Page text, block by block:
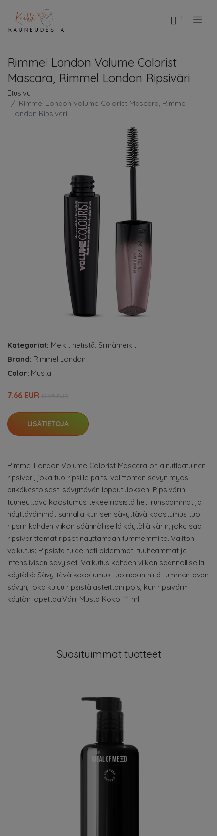
Rimmel London Volume Colorist
Mascara, Rimmel London Ripsiväri
Etusivu
Rimmel London Volume Colorist Mascara, Rimmel
London Ripsiväri
Kategoriat: Meikit netistä, Silmämeikit
Brand: Rimmel London
Color: Musta
7.66 EUR
LISÄTIETOJA
Rimmel London Volume Colorist Mascara on ainutlaatuinen
ripsiväri, joka tuo ripsille paitsi välittömän sävyn myös
pitkäkestoisesti sävyttävän lopputuloksen. Ripsivärin
tuuheuttava koostumus tekee ripsistä heti runsaammat ja
näyttävämmät samalla kun sen sävyttävä koostumus tuo
ripsiin kahden viikon säännöllisellä käytöllä värin, joka saa
ripsivärittömät ripset näyttämään tummemmilta. Välitön
vaikutus: Ripsistä tulee heti pidemmät, tuuheammat ja
intensiivisen sävyiset. Vaikutus kahden viikon säännöllisellä
käytöllä: Sävyttävä koostumus tuo ripsiin niitä tummentavan
sävyn, joka kuluu ripsistä asteittain pois, kun ripsivärin
käytön lopettaa.Väri: Musta Koko: 11 ml
Suosituimmat tuotteet